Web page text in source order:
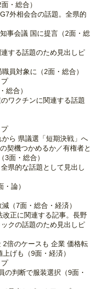
・総合）
外相会合の話題。全県的
事会議 国に提言（2面・総
する話題のため見出しピ
員対象に（2面・総合）
総合）
ワクチンに関連する話題
ら 県議選「短期決戦」へ
契機つかめるか／有権者と
面・総合）
県的な話題として見出し
論）
（7面・総合・経済）
正に関連する記事。長野
クの話題のため見出しピ
倍のケースも 企業 価格転
げも（9面・経済）
の判断で服装選択（9面・